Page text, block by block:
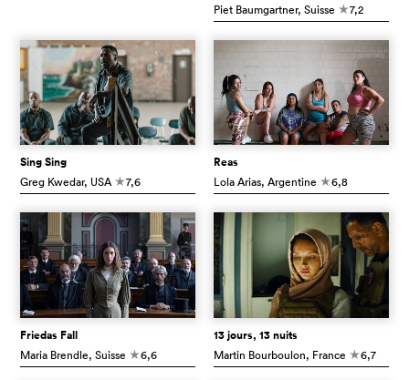
Piet Baumgartner, Suisse c7,2
Sing Sing
Greg Kwedar, USA c7,6
Reas
Lola Arias, Argentine c6,8
Friedas Fall
Maria Brendle, Suisse c6,6
13 jours, 13 nuits
Martin Bourboulon, France c6,7